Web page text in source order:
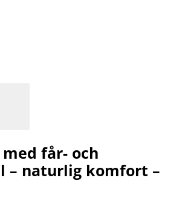
får- och
– naturlig komfort –